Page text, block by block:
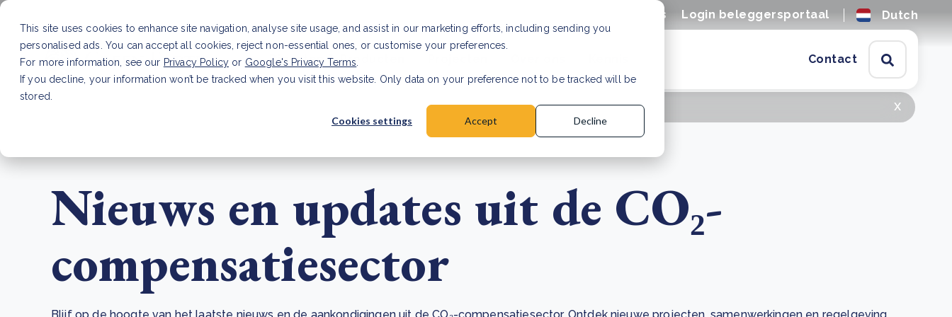
This site uses cookies to enhance site navigation, analyse site usage, and assist in our marketing efforts, including sending you
personalised ads. You can accept all cookies, reject non-essential ones, or customise your preferences.
For more information, see our Privacy Policy or Google's Privacy Terms
If you decline, your information won’t be tracked when you visit this website. Only data on your preference not to be tracked will be
stored.
Cookies settings Accept Decline
Vacatures Login beleggersportaal Dutch
Diensten & Producten Contact
x
CSRD en uw positie als leverancier: wat verandert er in 2026?Lees artikel
Nieuws en updates uit de CO₂-
compensatiesector